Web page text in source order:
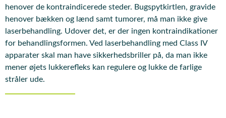
henover de kontraindicerede steder. Bugspytkirtlen, gravide
henover bækken og lænd samt tumorer, må man ikke give
laserbehandling. Udover det, er der ingen kontraindikationer
for behandlingsformen. Ved laserbehandling med Class IV
apparater skal man have sikkerhedsbriller på, da man ikke
mener øjets lukkerefleks kan regulere og lukke de farlige
stråler ude.